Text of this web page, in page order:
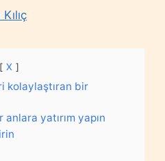
X
kolaylaştıran bir
yatırım yapın